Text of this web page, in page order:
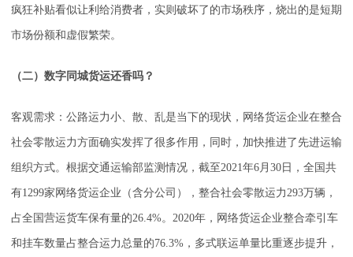
疯狂补贴看似让利给消费者，实则破坏了的市场秩序，烧出的是短期
市场份额和虚假繁荣。
（二）数字同城货运还香吗？
客观需求：公路运力小、散、乱是当下的现状，网络货运企业在整合
社会零散运力方面确实发挥了很多作用，同时，加快推进了先进运输
组织方式。根据交通运输部监测情况，截至2021年6月30日，全国共
有1299家网络货运企业（含分公司），整合社会零散运力293万辆，
占全国营运货车保有量的26.4%。2020年，网络货运企业整合牵引车
和挂车数量占整合运力总量的76.3%，多式联运单量比重逐步提升，